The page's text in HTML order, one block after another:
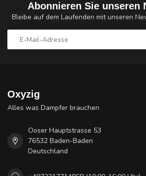
Abonnieren Sie unseren
Bleibe auf dem Laufenden mit unseren
Oxyzig
Alles was Dampfer brauchen
Ooser Hauptstrasse 53
76532 Baden-Baden
Deutschland